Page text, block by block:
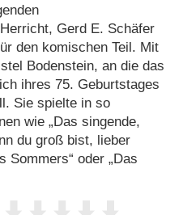
Gerd E. Schäfer
den komischen Teil. Mit
Bodenstein, an die das
ihres 75. Geburtstages
Sie spielte in so
wie „Das singende,
du groß bist, lieber
Sommers“ oder „Das